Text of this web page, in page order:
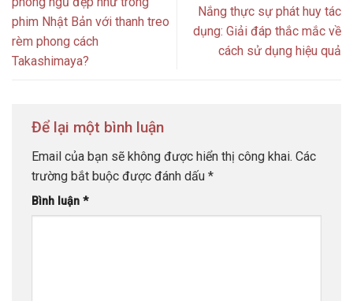
phim Nhật Bản với thanh treo
rèm phong cách
Takashimaya?
Nắng thực sự phát huy tác
dụng: Giải đáp thắc mắc về
cách sử dụng hiệu quả
Để lại một bình luận
Email của bạn sẽ không được hiển thị công khai. Các
trường bắt buộc được đánh dấu *
Bình luận *